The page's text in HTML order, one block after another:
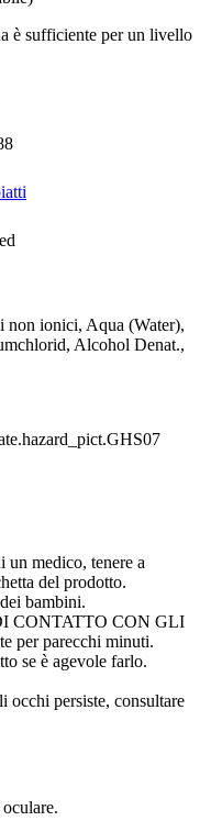
è sufficiente per un livello
non ionici, Aqua (Water),
Alcohol Denat.,
un medico, tenere a
del prodotto.
bambini.
CONTATTO CON GLI
per parecchi minuti.
se è agevole farlo.
occhi persiste, consultare